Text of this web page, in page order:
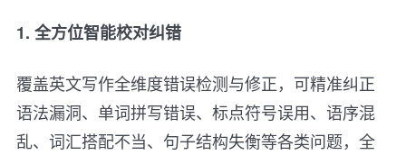
1. 全方位智能校对纠错
覆盖英文写作全维度错误检测与修正，可精准纠正
语法漏洞、单词拼写错误、标点符号误用、语序混
乱、词汇搭配不当、句子结构失衡等各类问题，全